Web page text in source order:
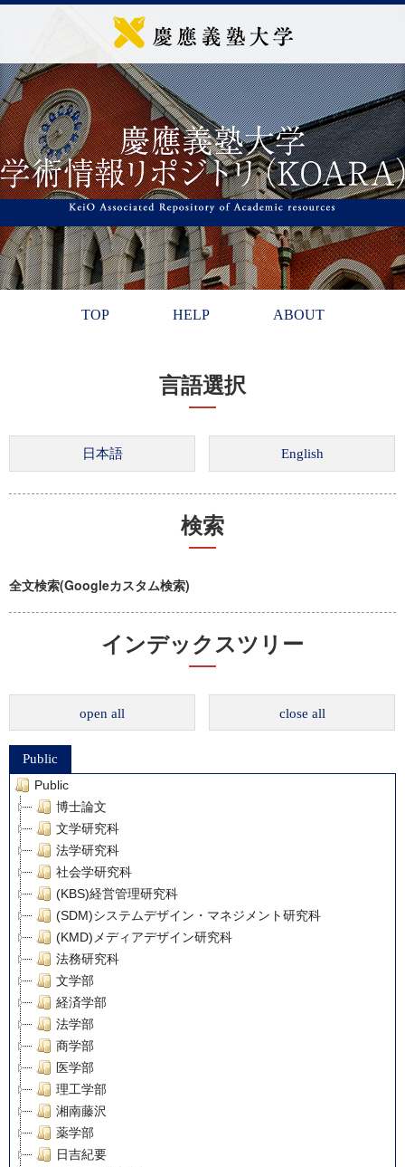
TOP HELP ABOUT
言語選択
検索
全文検索(Googleカスタム検索)
インデックスツリー
open all close all
Public
Public
博士論文
文学研究科
法学研究科
社会学研究科
(KBS)経営管理研究科
(SDM)システムデザイン・マネジメント研究科
(KMD)メディアデザイン研究科
法務研究科
文学部
経済学部
法学部
商学部
医学部
理工学部
湘南藤沢
薬学部
日吉紀要